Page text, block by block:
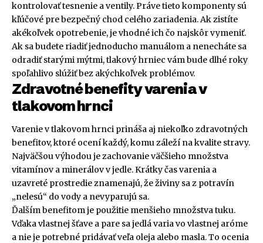
kontrolovať tesnenie a ventily. Práve tieto komponenty sú
kľúčové pre bezpečný chod celého zariadenia. Ak zistíte
akékoľvek opotrebenie, je vhodné ich čo najskôr vymeniť.
Ak sa budete riadiť jednoducho manuálom a nenecháte sa
odradiť starými mýtmi, tlakový hrniec vám bude dlhé roky
spoľahlivo slúžiť bez akýchkoľvek problémov.
Zdravotné benefity varenia v
tlakovom hrnci
Varenie v tlakovom hrnci prináša aj niekoľko zdravotných
benefitov, ktoré ocení každý, komu záleží na kvalite stravy.
Najväčšou výhodou je zachovanie väčšieho množstva
vitamínov a minerálov v jedle. Krátky čas varenia a
uzavreté prostredie znamenajú, že živiny sa z potravín
„nelesú“ do vody a nevyparujú sa.
Ďalším benefitom je použitie menšieho množstva tuku.
Vďaka vlastnej šťave a pare sa jedlá varia vo vlastnej aróme
a nie je potrebné pridávať veľa oleja alebo masla. To ocenia